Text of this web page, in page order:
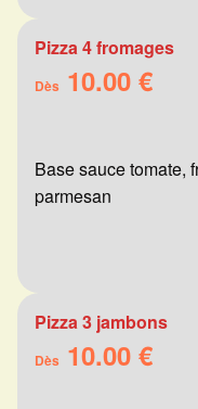
Pizza 4 fromages
Dès 10.00 €
Base sauce tomate,
parmesan
Pizza 3 jambons
Dès 10.00 €